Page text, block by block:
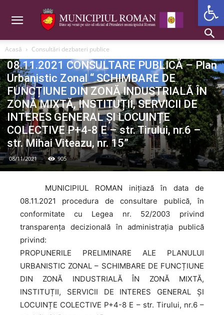
Acasă Consultări dezbateri publice
Consultări dezbateri publice
08.11.2021 CONSULTARE PUBLICĂ – Plan
Urbanistic Zonal “ SCHIMBARE DE
FUNCȚIUNE DIN ZONĂ INDUSTRIALĂ ÎN
ZONĂ MIXTĂ, INSTITUȚII, SERVICII DE
INTERES GENERAL ȘI LOCUINȚE
COLECTIVE P+4-8 E – str. Tirului, nr.6 –
str. Mihai Viteazu, nr. 15”
08/11/2021 905
MUNICIPIUL ROMAN inițiază în data de
08.11.2021 procedura de consultare publică, în
conformitate cu Legea nr. 52/2003 privind
transparența decizională în administrația publică
privind:
PROPUNERILE PRELIMINARE ALE PLANULUI
URBANISTIC ZONAL – SCHIMBARE DE FUNCȚIUNE
DIN ZONĂ INDUSTRIALĂ ÎN ZONĂ MIXTĂ,
INSTITUȚII, SERVICII DE INTERES GENERAL ȘI
LOCUINȚE COLECTIVE P+4-8 E – str. Tirului, nr.6 –